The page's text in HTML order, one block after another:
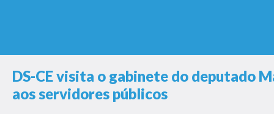
DS-CE visita o gabinete do deputado
aos servidores públicos